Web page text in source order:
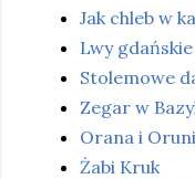
Jak chleb w
Lwy gdańskie
Stolemowe
Zegar w
Orana i
Żabi Kruk